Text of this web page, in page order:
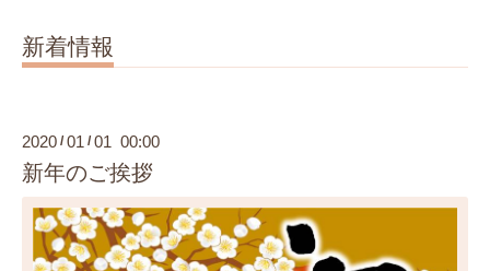
新着情報
2020 /01 /01 00:00
新年のご挨拶